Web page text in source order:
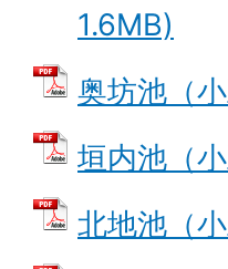
1.6MB)
奥坊池（
垣内池（
北地池（